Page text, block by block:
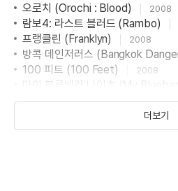
오로치 (Orochi : Blood) 2008
람보4: 라스트 블러드 (Rambo)
프랭클린 (Franklyn) 2008
방콕 데인저러스 (Bangkok
100 피트 (100 Feet) 2008
마이 블루베리 나이츠 (My
분노의 핑퐁 (Balls of Fury)
블랙 달리아 (The Black Dahlia)
더보기